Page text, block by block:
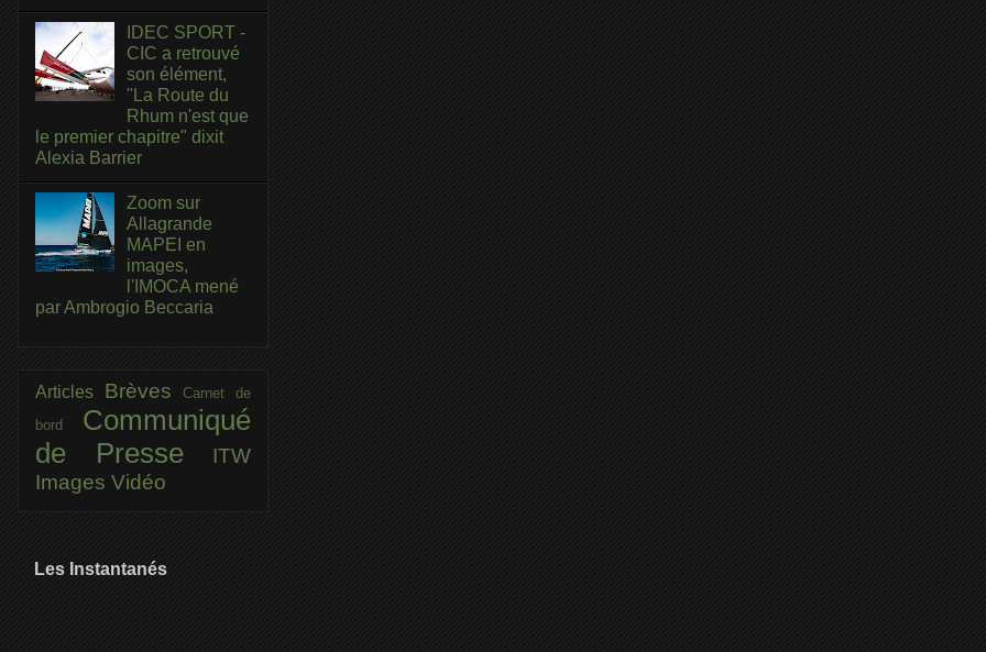
IDEC SPORT -
CIC a retrouvé
son élément,
"La Route du
Rhum n'est que
le premier chapitre" dixit
Alexia Barrier
Zoom sur
Allagrande
MAPEI en
images,
l'IMOCA mené
par Ambrogio Beccaria
Articles BrèvesCarnet de
bord Communiqué
de Presse
ITW
Images Vidéo
Les Instantanés